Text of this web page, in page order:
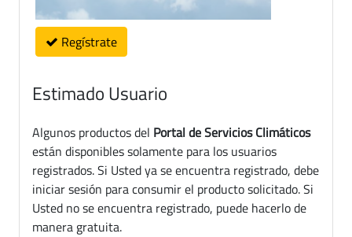
Regístrate
Estimado Usuario
Algunos productos del Portal de Servicios Climáticos
están disponibles solamente para los usuarios
registrados. Si Usted ya se encuentra registrado, debe
iniciar sesión para consumir el producto solicitado. Si
Usted no se encuentra registrado, puede hacerlo de
manera gratuita.